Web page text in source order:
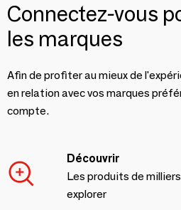
Connectez-vous
les marques
Afin de profiter au mieux de
en relation avec vos marques
compte.
Découvrir
Les produits de
explorer